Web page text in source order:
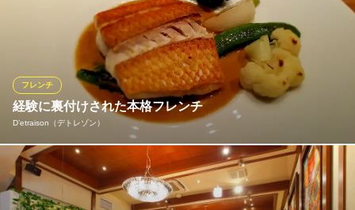
東急東横線都立大学駅南口 徒歩2分
東京都目黒区平町1-25-14 第二センチュリービル1F
パスタや肉料理、デザートなど本場さながらのイタリアンでお客
様をおもてなしいたします。中でもおすすめはパスタの「フルー
ツトマトの冷製フェデリーニケッパー添え ミントの香り」。酸味
が効いたソースと爽やかな香りがたまりません！ぜひご賞味くだ
さい。
il vinvino
イタリアン 野菜料理
東急大井町線自由が丘駅南口 徒歩7分
東京都世田谷区奥沢5-13-12 豊嶋ビル2F
経験に裏付けされた本格フレンチ
D’etraison（デトレゾン）
フレンチ
名だたるレストランで経験を重ねたオーナーシェフが営むフレン
チビストロ！ 全国から取り寄せた食材を使用し、フランス料理の
技法と丁寧な仕事で日本人らしいテイストを残した料理をご提供